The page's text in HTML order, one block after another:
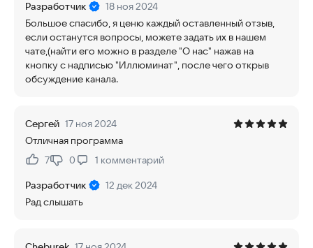
Разработчик
18 ноя 2024
Большое спасибо, я ценю каждый оставленный отзыв,
если останутся вопросы, можете задать их в нашем
чате,(найти его можно в разделе "О нас" нажав на
кнопку с надписью "Иллюминат", после чего открыв
обсуждение канала.
Сергей 17 ноя 2024
Отличная программа
Нравится:
7Не нравится:
0 1 комментарий
Разработчик
12 дек 2024
Рад слышать